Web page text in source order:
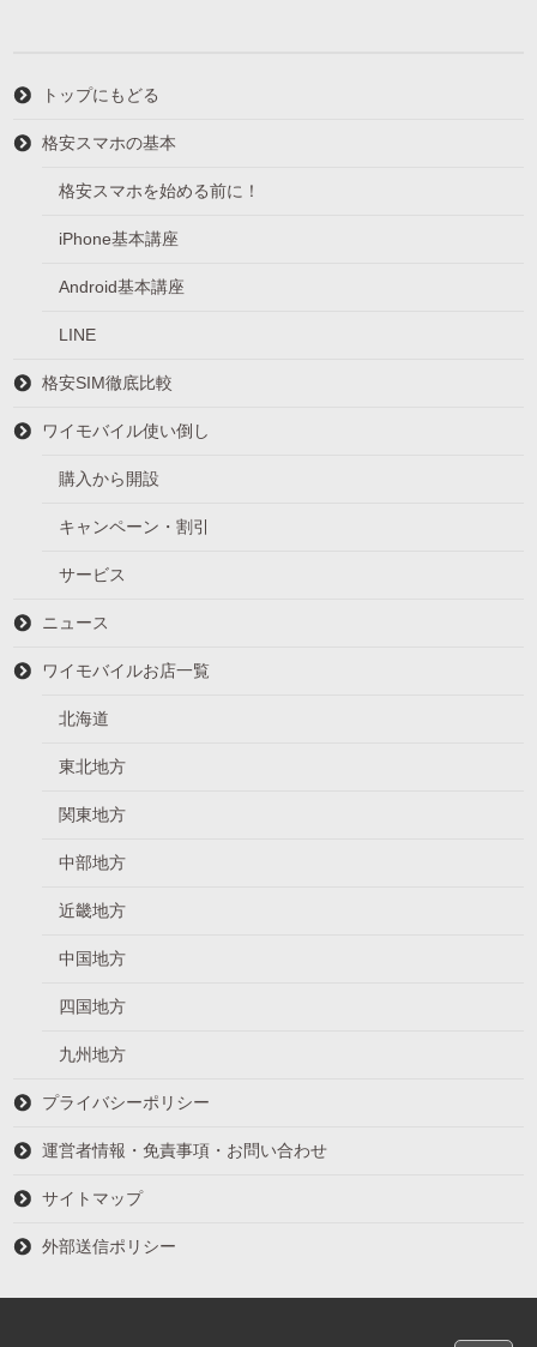
トップにもどる
格安スマホの基本
格安スマホを始める前に！
iPhone基本講座
Android基本講座
LINE
格安SIM徹底比較
ワイモバイル使い倒し
購入から開設
キャンペーン・割引
サービス
ニュース
ワイモバイルお店一覧
北海道
東北地方
関東地方
中部地方
近畿地方
中国地方
四国地方
九州地方
プライバシーポリシー
運営者情報・免責事項・お問い合わせ
サイトマップ
外部送信ポリシー